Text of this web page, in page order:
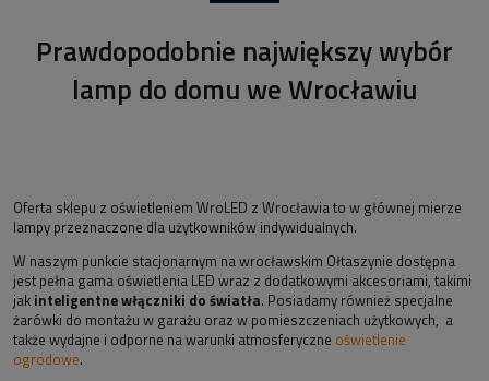
Prawdopodobnie największy wybór
lamp do domu we Wrocławiu
Oferta sklepu z oświetleniem WroLED z Wrocławia to w głównej mierze
lampy przeznaczone dla użytkowników indywidualnych.
W naszym punkcie stacjonarnym na wrocławskim Ołtaszynie dostępna
jest pełna gama oświetlenia LED wraz z dodatkowymi akcesoriami, takimi
jak inteligentne włączniki do światła. Posiadamy również specjalne
żarówki do montażu w garażu oraz w pomieszczeniach użytkowych, a
także wydajne i odporne na warunki atmosferyczne oświetlenie
ogrodowe.